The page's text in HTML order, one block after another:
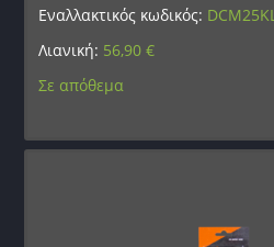
Εναλλακτικός κωδικός: DCM25KL
Λιανική: 56,90€
Σε απόθεμα